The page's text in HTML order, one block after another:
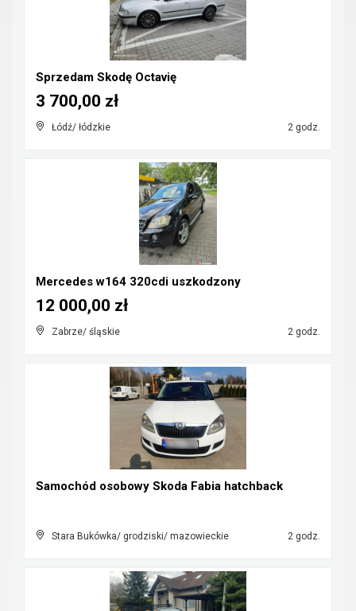
Sprzedam Skodę Octavię
Łódź/ łódzkie 2 godz.
3 700,00 zł
Mercedes w164 320cdi uszkodzony
Zabrze/ śląskie 2 godz.
12 000,00 zł
Samochód osobowy Skoda Fabia hatchback
Stara Bukówka/ grodziski/ mazowieckie 2 godz.